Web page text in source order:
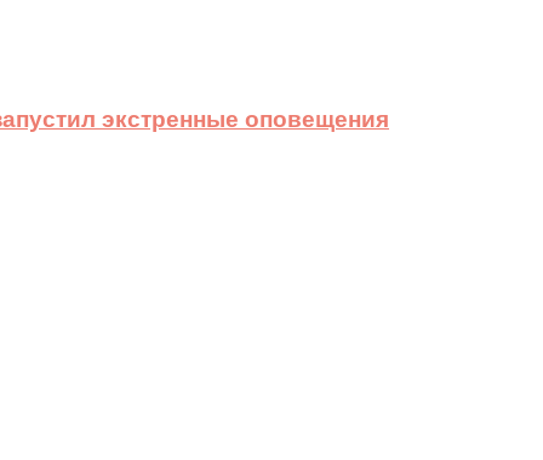
экстренные оповещения